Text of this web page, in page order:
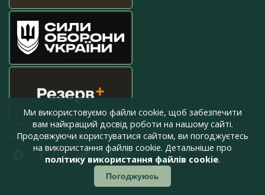
press@armyinform.com.ua
Ми використовуємо файли cookie, щоб забезпечити
вам найкращий досвід роботи на нашому сайті.
Продовжуючи користуватися сайтом, ви погоджуєтесь
на використання файлів cookie. Детальніше про
політику використання файлів cookie.
Погоджуюсь